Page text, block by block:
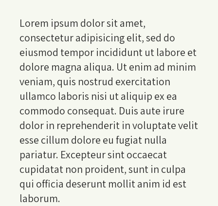
Lorem ipsum dolor sit amet,
consectetur adipisicing elit, sed do
eiusmod tempor incididunt ut labore et
dolore magna aliqua. Ut enim ad minim
veniam, quis nostrud exercitation
ullamco laboris nisi ut aliquip ex ea
commodo consequat. Duis aute irure
dolor in reprehenderit in voluptate velit
esse cillum dolore eu fugiat nulla
pariatur. Excepteur sint occaecat
cupidatat non proident, sunt in culpa
qui officia deserunt mollit anim id est
laborum.